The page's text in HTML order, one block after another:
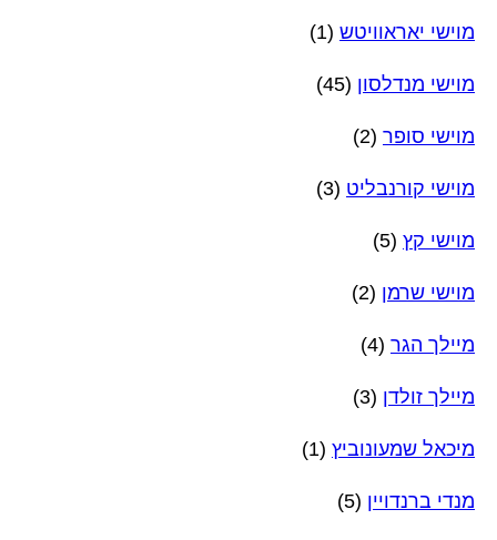
מוישי יאראוויטש (1)
מוישי מנדלסון (45)
מוישי סופר (2)
מוישי קורנבליט (3)
מוישי קץ (5)
מוישי שרמן (2)
מיילך הגר (4)
מיילך זולדן (3)
מיכאל שמעונוביץ (1)
מנדי ברנדויין (5)